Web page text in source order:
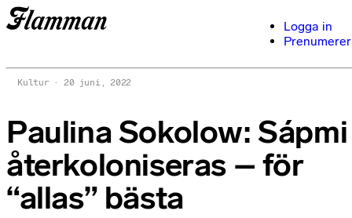
Logga in
Kultur 20 juni, 2022
Paulina Sokolow: Sápmi
återkoloniseras – för
“allas” bästa